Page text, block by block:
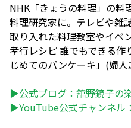
NHK「きょうの料理」の料
料理研究家に。テレビや雑
取り入れた料理教室やイベ
孝行レシピ 誰でもできる
じめてのパンケーキ」(婦人
▶公式ブログ： 舘野鏡子の
▶YouTube公式チャンネル：